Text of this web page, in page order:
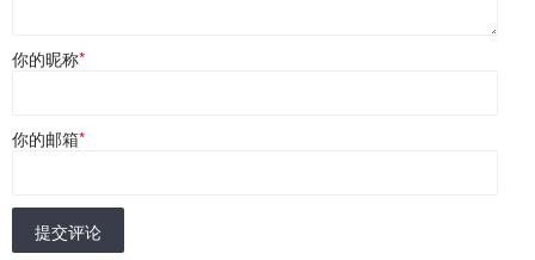
你的昵称*
你的邮箱*
提交评论